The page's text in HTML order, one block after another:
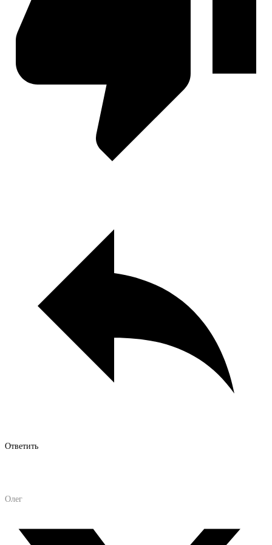
Ответить
Олег